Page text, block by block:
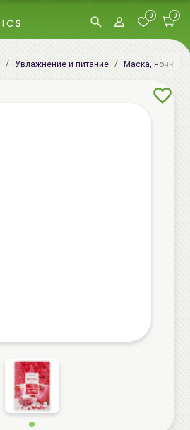
0 0
Увлажнение и питание Маска, ночная